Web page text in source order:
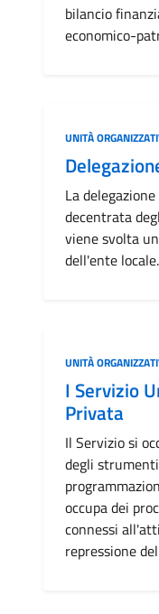
bilancio
economico-
Categoria:
UNITÀ
La
decentrata
viene svolta
dell'ente locale.
Categoria:
UNITÀ
I Servizio
Privata
Il Servizio si
degli
occupa dei
connessi
repressione